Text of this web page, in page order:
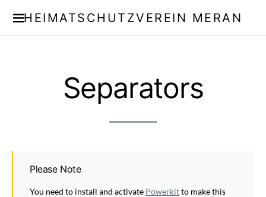
HEIMATSCHUTZVEREIN MERAN
Separators
Please Note
You need to install and activate Powerkitto make this